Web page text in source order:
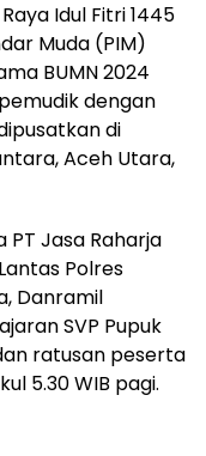
Idul Fitri 1445
Muda (PIM)
BUMN 2024
dengan
di
Aceh Utara,
Jasa Raharja
Polres
Danramil
SVP Pupuk
ratusan peserta
5.30 WIB pagi.